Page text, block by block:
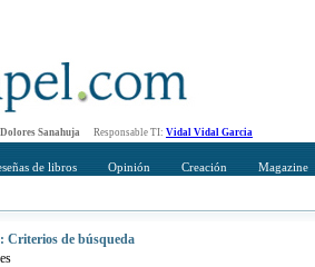
Dolores Sanahuja Responsable TI: Vidal Vidal Garcia
de libros Opinión Creación Magazine
Criterios de búsqueda